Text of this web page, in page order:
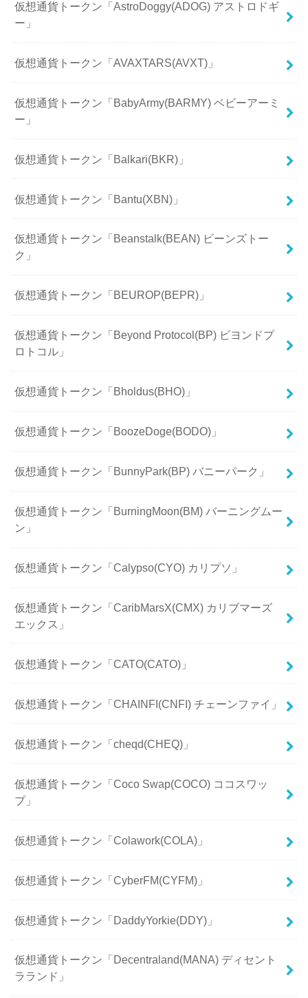
仮想通貨トークン「AstroDoggy(ADOG) アストロドギ
ー」
仮想通貨トークン「AVAXTARS(AVXT)」
仮想通貨トークン「BabyArmy(BARMY) ベビーアーミ
ー」
仮想通貨トークン「Balkari(BKR)」
仮想通貨トークン「Bantu(XBN)」
仮想通貨トークン「Beanstalk(BEAN) ビーンズトー
ク」
仮想通貨トークン「BEUROP(BEPR)」
仮想通貨トークン「Beyond Protocol(BP) ビヨンドプ
ロトコル」
仮想通貨トークン「Bholdus(BHO)」
仮想通貨トークン「BoozeDoge(BODO)」
仮想通貨トークン「BunnyPark(BP) バニーパーク」
仮想通貨トークン「BurningMoon(BM) バーニングムー
ン」
仮想通貨トークン「Calypso(CYO) カリプソ」
仮想通貨トークン「CaribMarsX(CMX) カリブマーズ
エックス」
仮想通貨トークン「CATO(CATO)」
仮想通貨トークン「CHAINFI(CNFI) チェーンファイ」
仮想通貨トークン「cheqd(CHEQ)」
仮想通貨トークン「Coco Swap(COCO) ココスワッ
プ」
仮想通貨トークン「Colawork(COLA)」
仮想通貨トークン「CyberFM(CYFM)」
仮想通貨トークン「DaddyYorkie(DDY)」
仮想通貨トークン「Decentraland(MANA) ディセント
ラランド」